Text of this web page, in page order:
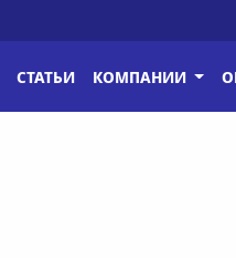
СТАТЬИ КОМПАНИИ